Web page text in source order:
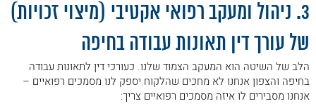
3. ניהול ומעקב רפואי אקטיבי (מיצוי זכויות)
של עורך דין תאונות עבודה בחיפה
הלב של השיטה הוא המעקב הצמוד שלנו. כעורכי דין לתאונות עבודה
בחיפה והצפון אנחנו לא מחכים שהלקוח יספק לנו מסמכים רפואיים –
אנחנו מסבירים לו איזה מסמכים רפואיים צריך: